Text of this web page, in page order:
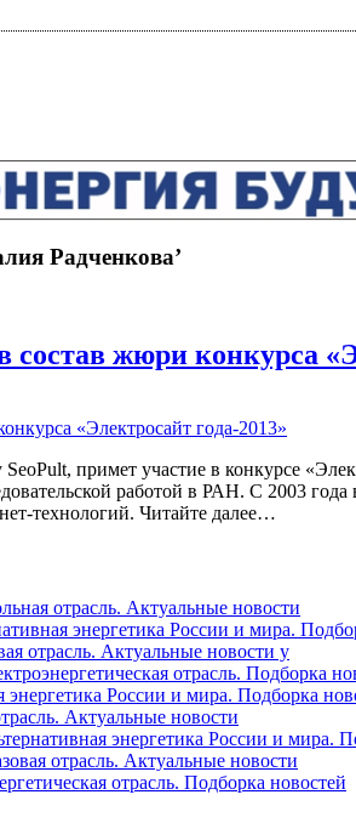
Радченкова’
жюри конкурса
примет участие в конкурсе
работой в РАН. С 2003
технологий. Читайте далее…
отрасль. Актуальные новости
энергетика России и мира.
отрасль. Актуальные новости у
отрасль. Подборка
России и мира. Подборка
Актуальные новости
энергетика России и мира.
отрасль. Актуальные новости
отрасль. Подборка новостей